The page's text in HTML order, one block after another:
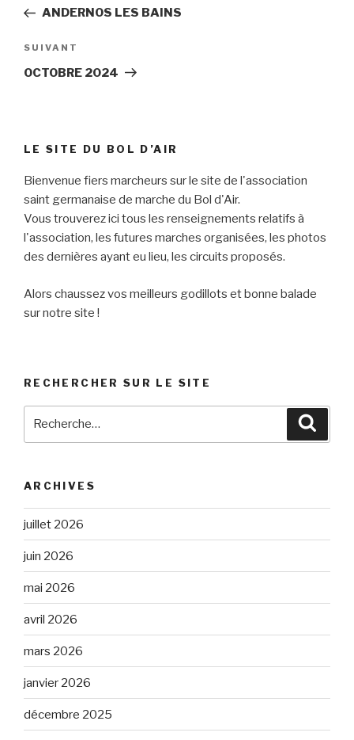
l’article
précédent
ANDERNOS LES BAINS
Article
suivant
SUIVANT
OCTOBRE 2024
LE SITE DU BOL D’AIR
Bienvenue fiers marcheurs sur le site de l'association
saint germanaise de marche du Bol d'Air.
Vous trouverez ici tous les renseignements relatifs à
l'association, les futures marches organisées, les photos
des dernières ayant eu lieu, les circuits proposés.
Alors chaussez vos meilleurs godillots et bonne balade
sur notre site !
RECHERCHER SUR LE SITE
ARCHIVES
juillet 2026
juin 2026
mai 2026
avril 2026
mars 2026
janvier 2026
décembre 2025